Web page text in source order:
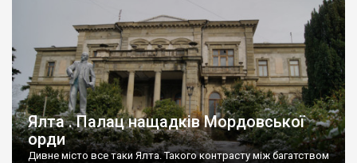
Ялта . Палац нащадків Мордовської
орди
Дивне місто все таки Ялта. Такого контрасту між багатством